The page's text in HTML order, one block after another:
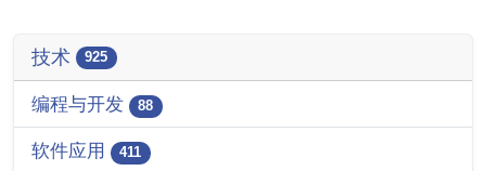
技术 925
编程与开发 88
软件应用 411